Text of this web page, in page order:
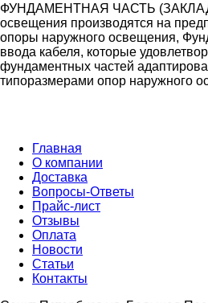
ФУНДАМЕНТНАЯ ЧАСТЬ
освещения производятся на
опоры наружного освещения,
ввода кабеля, которые
фундаментных частей
типоразмерами опор наружного
Главная
О компании
Доставка
Вопросы-Ответы
Прайс-лист
Отзывы
Оплата
Новости
Статьи
Контакты